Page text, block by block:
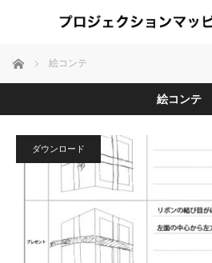
ホーム 絵コンテ
絵コンテ
ダウンロード